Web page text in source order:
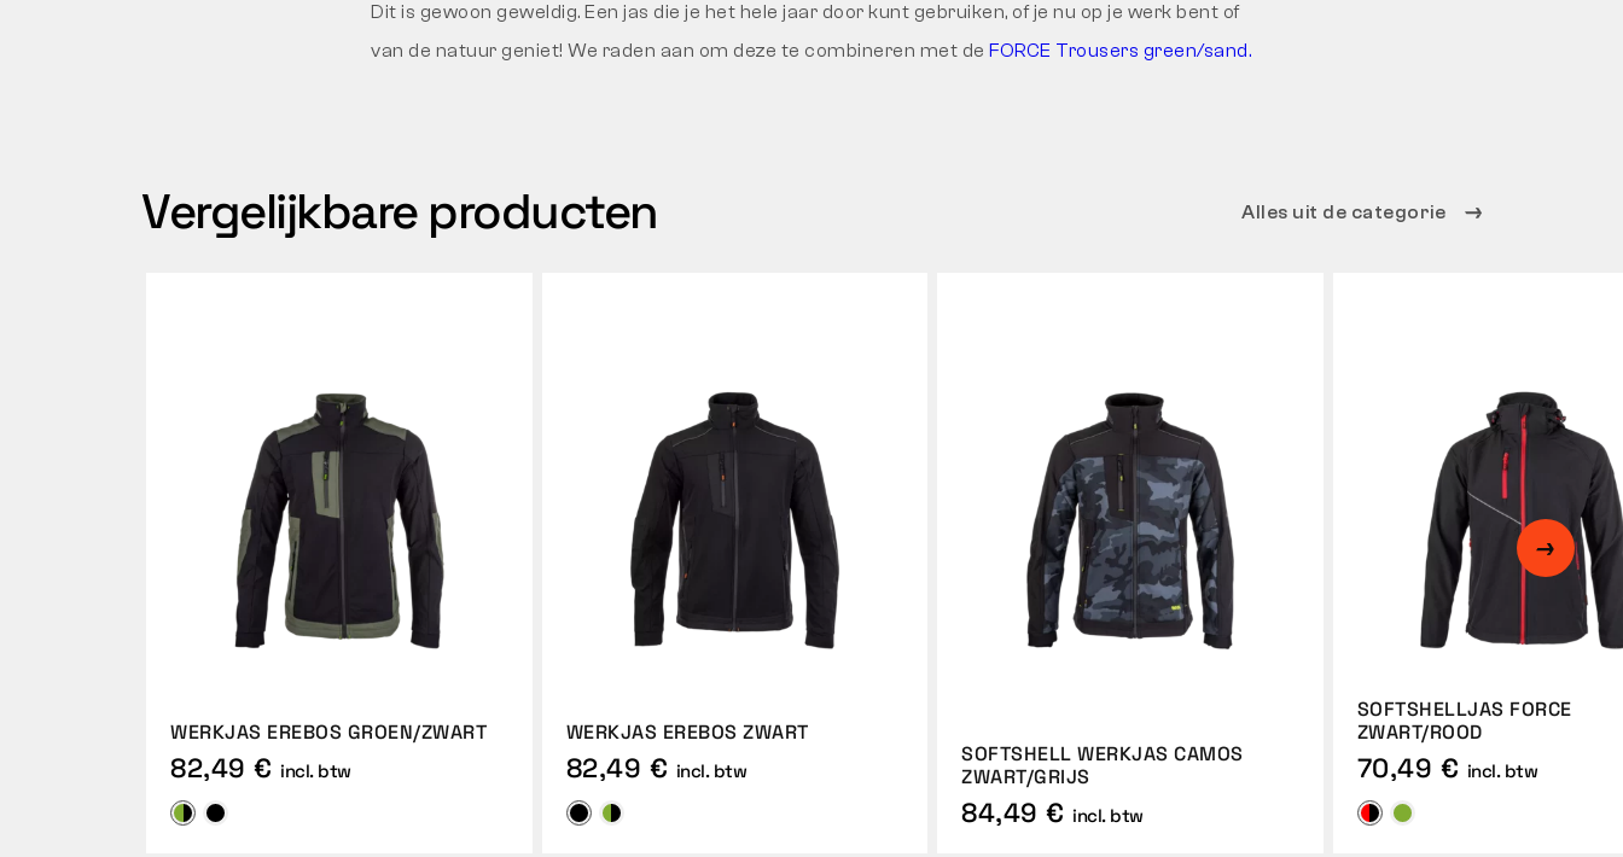
Dit is gewoon geweldig. Een jas die je het hele jaar door kunt gebruiken, of je nu op je werk bent of
van de natuur geniet! We raden aan om deze te combineren met de FORCE Trousers green/sand.
Vergelijkbare producten Alles uit de categorie
WERKJAS EREBOS GROEN/ZWART
82,49 € incl. btw
WERKJAS EREBOS ZWART
82,49 € incl. btw
SOFTSHELL WERKJAS CAMOS
ZWART/GRIJS
84,49 € incl. btw
SOFTSHELLJAS FORCE
ZWART/ROOD
70,49 € incl. btw